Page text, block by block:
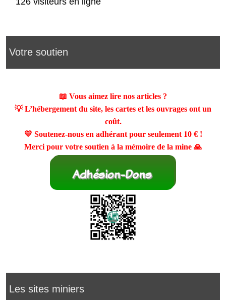
Votre soutien
📖 Vous aimez lire nos articles ?
💡 L’hébergement du site, les cartes et les ouvrages ont un
coût.
💛 Soutenez-nous en adhérant pour seulement 10 €!
Merci pour votre soutien à la mémoire de la mine 🙏
Les sites miniers